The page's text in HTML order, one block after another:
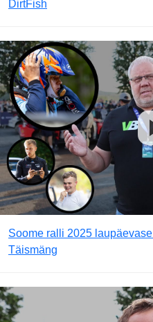
DirtFish
Soome ralli 2025
Täismäng